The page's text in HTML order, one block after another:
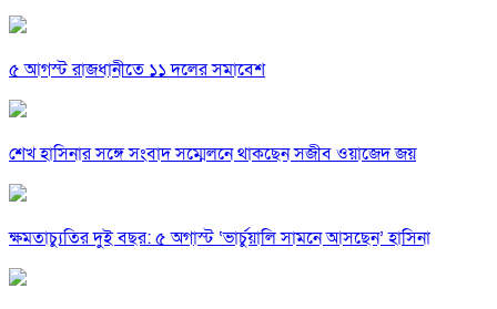
৫ আগস্ট রাজধানীতে ১১ দলের সমাবেশ
শেখ হাসিনার সঙ্গে সংবাদ সম্মেলনে থাকছেন সজীব ওয়াজেদ জয়
ক্ষমতাচ্যুতির দুই বছর: ৫ অগাস্ট ‘ভার্চুয়ালি সামনে আসছেন’ হাসিনা